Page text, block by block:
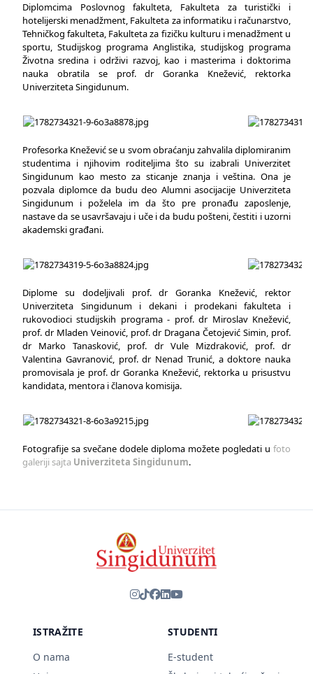
Diplomcima Poslovnog fakulteta, Fakulteta za turistički i
hotelijerski menadžment, Fakulteta za informatiku i računarstvo,
Tehničkog fakulteta, Fakulteta za fizičku kulturu i menadžment u
sportu, Studijskog programa Anglistika, studijskog programa
Životna sredina i održivi razvoj, kao i masterima i doktorima
nauka obratila se prof. dr Goranka Knežević, rektorka
Univerziteta Singidunum.
Profesorka Knežević se u svom obraćanju zahvalila diplomiranim
studentima i njihovim roditeljima što su izabrali Univerzitet
Singidunum kao mesto za sticanje znanja i veština. Ona je
pozvala diplomce da budu deo Alumni asocijacije Univerziteta
Singidunum i poželela im da što pre pronađu zaposlenje,
nastave da se usavršavaju i uče i da budu pošteni, čestiti i uzorni
akademski građani.
Diplome su dodeljivali prof. dr Goranka Knežević, rektor
Univerziteta Singidunum i dekani i prodekani fakulteta i
rukovodioci studijskih programa - prof. dr Miroslav Knežević,
prof. dr Mladen Veinović, prof. dr Dragana Četojević Simin, prof.
dr Marko Tanasković, prof. dr Vule Mizdraković, prof. dr
Valentina Gavranović, prof. dr Nenad Trunić, a doktore nauka
promovisala je prof. dr Goranka Knežević, rektorka u prisustvu
kandidata, mentora i članova komisija.
Fotografije sa svečane dodele diploma možete pogledati u foto
galeriji sajta Univerziteta Singidunum.
ISTRAŽITE
O nama
STUDENTI
E-student